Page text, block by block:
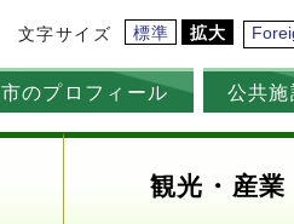
文字サイズ 標準 拡大
市のプロフィール 公共施
観光・産業